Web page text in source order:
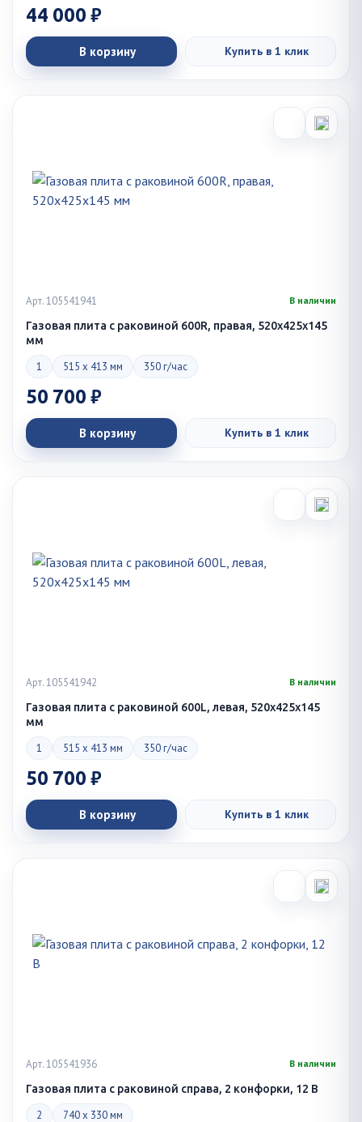
44 000 ₽
В корзину Купить в 1 клик
Арт. 105541941 В наличии
Газовая плита с раковиной 600R, правая, 520х425х145
мм
1 515 x 413 мм 350 г/час
50 700 ₽
В корзину Купить в 1 клик
Арт. 105541942 В наличии
Газовая плита с раковиной 600L, левая, 520х425х145
мм
1 515 x 413 мм 350 г/час
50 700 ₽
В корзину Купить в 1 клик
Арт. 105541936 В наличии
Газовая плита с раковиной справа, 2 конфорки, 12 В
2 740 x 330 мм